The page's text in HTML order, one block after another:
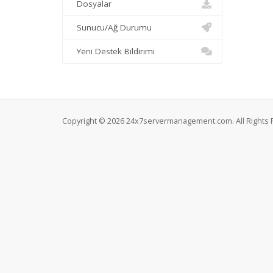
Dosyalar
Sunucu/Ağ Durumu
Yeni Destek Bildirimi
Copyright © 2026 24x7servermanagement.com. All Rights